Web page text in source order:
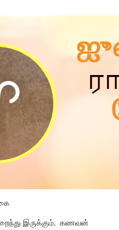
இருக்கும். கணவன்